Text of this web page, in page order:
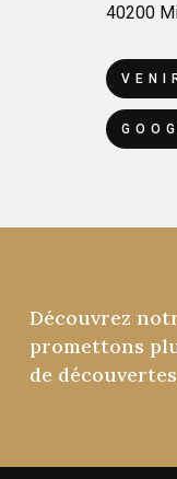
40200
Découvrez
promettons
de